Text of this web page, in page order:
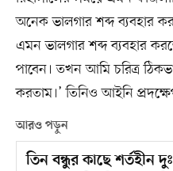
অনেক ভালগার শব্দ ব্যবহার
এমন ভালগার শব্দ ব্যবহার
পাবেন। তখন আমি চরিত্র
করতাম।’ তিনিও আইনি
আরও পড়ুন
তিন বন্ধুর কাছে শর্তহীন